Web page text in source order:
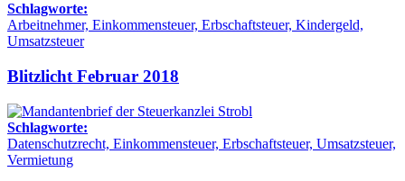
Schlagworte:
Arbeitnehmer, Einkommensteuer, Erbschaftsteuer, Kindergeld,
Umsatzsteuer
Blitzlicht Februar 2018
Schlagworte:
Datenschutzrecht, Einkommensteuer, Erbschaftsteuer, Umsatzsteuer,
Vermietung